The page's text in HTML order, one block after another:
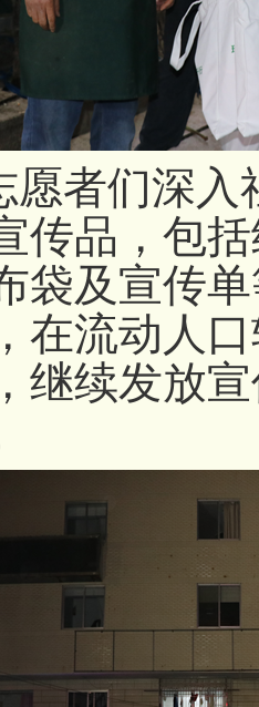
者们深入
传品，包
袋及宣传
在流动人
继续发放